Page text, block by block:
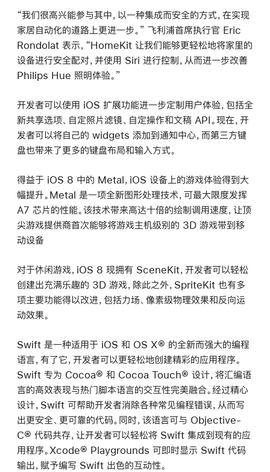
“我们很高兴能参与其中，以一种集成而安全的方式，在实现
家居自动化的道路上更进一步。” 飞利浦首席执行官 Eric
Rondolat 表示，“HomeKit 让我们能够更轻松地将家里的
设备进行安全配对，并使用 Siri 进行控制，从而进一步改善
Philips Hue 照明体验。”
开发者可以使用 iOS 扩展功能进一步定制用户体验，包括全
新共享选项、自定照片滤镜、自定操作和文稿 API。现在，开
发者可以将自己的 widgets 添加到通知中心，而第三方键
盘也带来了更多的键盘布局和输入方式。
得益于 iOS 8 中的 Metal，iOS 设备上的游戏体验得到大
幅提升。Metal 是一项全新图形处理技术，可最大限度发挥
A7 芯片的性能。该技术带来高达十倍的绘制调用速度，让顶
尖游戏提供商首次能够将游戏主机级别的 3D 游戏带到移
动设备
对于休闲游戏，iOS 8 现拥有 SceneKit，开发者可以轻松
创建出充满乐趣的 3D 游戏，除此之外，SpriteKit 也有多
项主要功能得以改进，包括力场、像素级物理效果和反向运
动效果。
Swift 是一种适用于 iOS 和 OS X® 的全新而强大的编程
语言，有了它，开发者可以更轻松地创建精彩的应用程序。
Swift 专为 Cocoa® 和 Cocoa Touch® 设计，将汇编语
言的高效表现与热门脚本语言的交互性完美融合。经过精心
设计，Swift 可帮助开发者消除各种常见编程错误，从而写
出更安全、更可靠的代码。同时，该语言可与 Objective-
C® 代码共存，让开发者可以轻松将 Swift 集成到现有的应
用程序。Xcode® Playgrounds 可即时显示 Swift 代码
输出，赋予编写 Swift 出色的互动性。